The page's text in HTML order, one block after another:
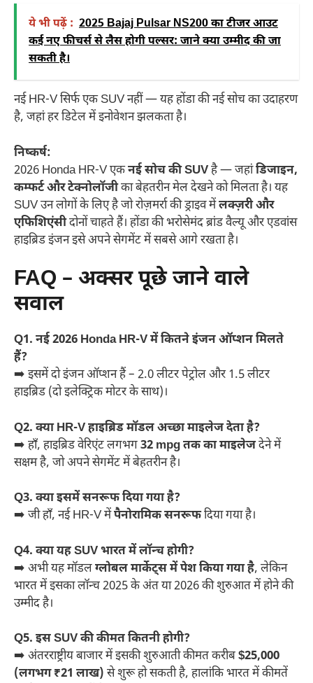
ये भी पढ़ें : 2025 Bajaj Pulsar NS200 का टीजर आउट
कई नए फीचर्स से लैस होगी पल्सर: जाने क्या उम्मीद की जा
सकती है।
नई HR-V सिर्फ एक SUV नहीं — यह होंडा की नई सोच का उदाहरण
है, जहां हर डिटेल में इनोवेशन झलकता है।
निष्कर्ष:
2026 Honda HR-V एकनई सोच की SUVहै — जहांडिजाइन,
कम्फर्ट और टेक्नोलॉजीका बेहतरीन मेल देखने को मिलता है। यह
SUV उन लोगों के लिए है जो रोज़मर्रा की ड्राइव मेंलक्ज़री और
एफिशिएंसीदोनों चाहते हैं। होंडा की भरोसेमंद ब्रांड वैल्यू और एडवांस
हाइब्रिड इंजन इसे अपने सेगमेंट में सबसे आगे रखता है।
FAQ – अक्सर पूछे जाने वाले
सवाल
Q1. नई 2026 Honda HR-V में कितने इंजन ऑप्शन मिलते
हैं?
➡️ इसमें दो इंजन ऑप्शन हैं – 2.0 लीटर पेट्रोल और 1.5 लीटर
हाइब्रिड (दो इलेक्ट्रिक मोटर के साथ)।
Q2. क्या HR-V हाइब्रिड मॉडल अच्छा माइलेज देता है?
➡️ हाँ, हाइब्रिड वेरिएंट लगभग32 mpg तक का माइलेजदेने में
सक्षम है, जो अपने सेगमेंट में बेहतरीन है।
Q3. क्या इसमें सनरूफ दिया गया है?
➡️ जी हाँ, नई HR-V मेंपैनोरामिक सनरूफदिया गया है।
Q4. क्या यह SUV भारत में लॉन्च होगी?
➡️ अभी यह मॉडलग्लोबल मार्केट्स में पेश किया गया है, लेकिन
भारत में इसका लॉन्च 2025 के अंत या 2026 की शुरुआत में होने की
उम्मीद है।
Q5. इस SUV की कीमत कितनी होगी?
➡️ अंतरराष्ट्रीय बाजार में इसकी शुरुआती कीमत करीब$25,000
(लगभग ₹21 लाख) से शुरू हो सकती है, हालांकि भारत में कीमतें